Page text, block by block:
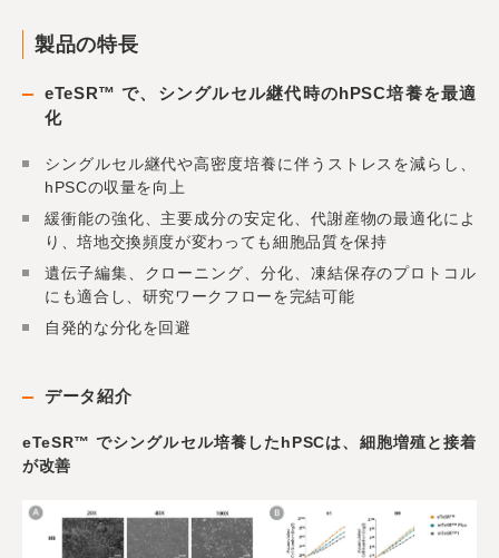
製品の特長
eTeSR™ で、シングルセル継代時のhPSC培養を最適
化
シングルセル継代や高密度培養に伴うストレスを減らし、
hPSCの収量を向上
緩衝能の強化、主要成分の安定化、代謝産物の最適化によ
り、培地交換頻度が変わっても細胞品質を保持
遺伝子編集、クローニング、分化、凍結保存のプロトコル
にも適合し、研究ワークフローを完結可能
自発的な分化を回避
データ紹介
eTeSR™ でシングルセル培養したhPSCは、細胞増殖と接着
が改善